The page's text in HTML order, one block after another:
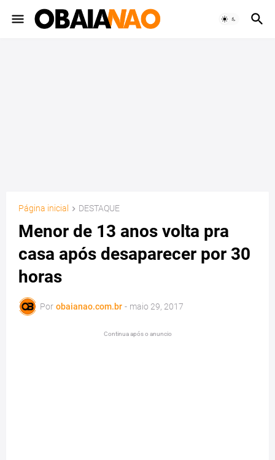
Página inicial DESTAQUE
Menor de 13 anos volta pra
casa após desaparecer por 30
horas
Por obaianao.com.br - maio 29, 2017
Continua após o anuncio